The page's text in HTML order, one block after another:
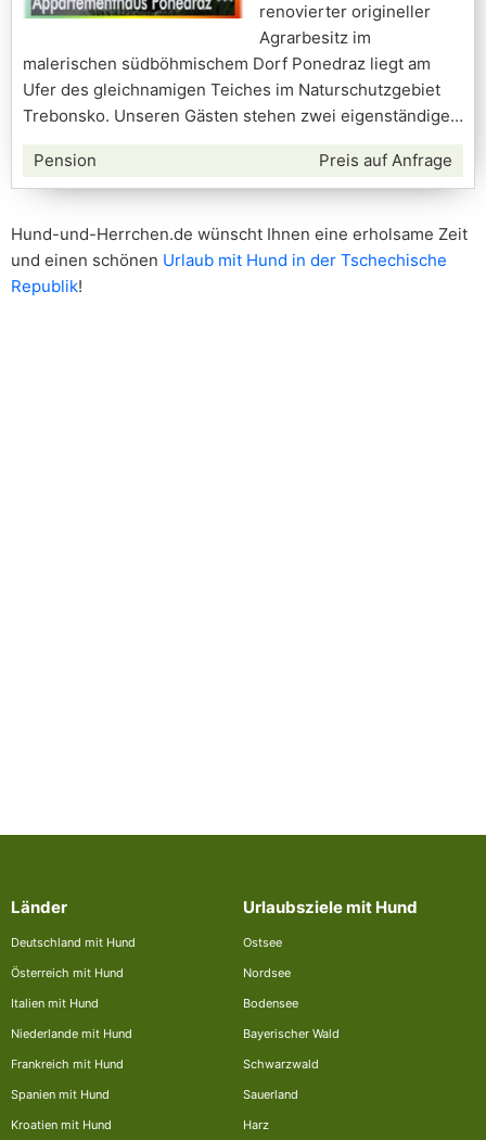
renovierter origineller
Agrarbesitz im
malerischen südböhmischem Dorf Ponedraz liegt am
Ufer des gleichnamigen Teiches im Naturschutzgebiet
Trebonsko. Unseren Gästen stehen zwei eigenständige
Pension Preis auf Anfrage
Hund-und-Herrchen.de wünscht Ihnen eine erholsame Zeit
und einen schönen Urlaub mit Hund in der Tschechische
Republik!
Länder
Deutschland mit Hund
Österreich mit Hund
Italien mit Hund
Niederlande mit Hund
Frankreich mit Hund
Spanien mit Hund
Kroatien mit Hund
Urlaubsziele mit Hund
Ostsee
Nordsee
Bodensee
Bayerischer Wald
Schwarzwald
Sauerland
Harz